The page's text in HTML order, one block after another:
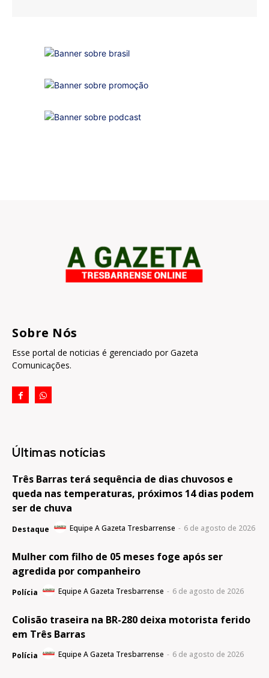
Sobre Nós
Esse portal de noticias é gerenciado por Gazeta
Comunicações.
Últimas notícias
Três Barras terá sequência de dias chuvosos e
queda nas temperaturas, próximos 14 dias podem
ser de chuva
Destaque Equipe A Gazeta Tresbarrense - 6 de agosto de 2026
Mulher com filho de 05 meses foge após ser
agredida por companheiro
Polícia Equipe A Gazeta Tresbarrense - 6 de agosto de 2026
Colisão traseira na BR-280 deixa motorista ferido
em Três Barras
Polícia Equipe A Gazeta Tresbarrense - 6 de agosto de 2026